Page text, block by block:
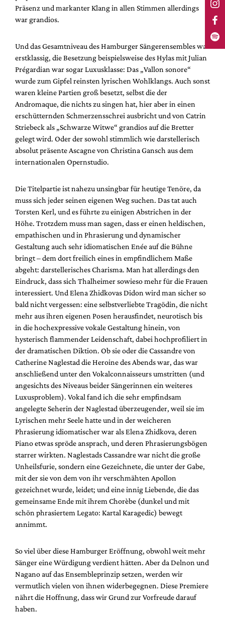
Präsenz und markanter Klang in allen Stimmen allerdings
war grandios.
Und das Gesamtniveau des Hamburger Sängerensembles war
erstklassig, die Besetzung beispielsweise des Hylas mit Julian
Prégardian war sogar Luxusklasse: Das „Vallon sonore“
wurde zum Gipfel reinsten lyrischen Wohlklangs. Auch sonst
waren kleine Partien groß besetzt, selbst die der
Andromaque, die nichts zu singen hat, hier aber in einen
erschütternden Schmerzensschrei ausbricht und von Catrin
Striebeck als „Schwarze Witwe“ grandios auf die Bretter
gelegt wird. Oder der sowohl stimmlich wie darstellerisch
absolut präsente Ascagne von Christina Gansch aus dem
internationalen Opernstudio.
Die Titelpartie ist nahezu unsingbar für heutige Tenöre, da
muss sich jeder seinen eigenen Weg suchen. Das tat auch
Torsten Kerl, und es führte zu einigen Abstrichen in der
Höhe. Trotzdem muss man sagen, dass er einen heldischen,
empathischen und in Phrasierung und dynamischer
Gestaltung auch sehr idiomatischen Enée auf die Bühne
bringt – dem dort freilich eines in empfindlichem Maße
abgeht: darstellerisches Charisma. Man hat allerdings den
Eindruck, dass sich Thalheimer sowieso mehr für die Frauen
interessiert. Und Elena Zhidkovas Didon wird man sicher so
bald nicht vergessen: eine selbstverliebte Tragödin, die nicht
mehr aus ihren eigenen Posen herausfindet, neurotisch bis
in die hochexpressive vokale Gestaltung hinein, von
hysterisch flammender Leidenschaft, dabei hochprofiliert in
der dramatischen Diktion. Ob sie oder die Cassandre von
Catherine Naglestad die Heroine des Abends war, das war
anschließend unter den Vokalconnaisseurs umstritten (und
angesichts des Niveaus beider Sängerinnen ein weiteres
Luxusproblem). Vokal fand ich die sehr empfindsam
angelegte Seherin der Naglestad überzeugender, weil sie im
Lyrischen mehr Seele hatte und in der weicheren
Phrasierung idiomatischer war als Elena Zhidkova, deren
Piano etwas spröde ansprach, und deren Phrasierungsbögen
starrer wirkten. Naglestads Cassandre war nicht die große
Unheilsfurie, sondern eine Gezeichnete, die unter der Gabe,
mit der sie von dem von ihr verschmähten Apollon
gezeichnet wurde, leidet; und eine innig Liebende, die das
gemeinsame Ende mit ihrem Chorèbe (dunkel und mit
schön phrasiertem Legato: Kartal Karagedic) bewegt
annimmt.
So viel über diese Hamburger Eröffnung, obwohl weit mehr
Sänger eine Würdigung verdient hätten. Aber da Delnon und
Nagano auf das Ensembleprinzip setzen, werden wir
vermutlich vielen von ihnen widerbegegnen. Diese Premiere
nährt die Hoffnung, dass wir Grund zur Vorfreude darauf
haben.